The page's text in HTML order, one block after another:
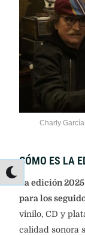
Charly
CÓMO ES LA
La edición
para los
vinilo, CD y
calidad sonora